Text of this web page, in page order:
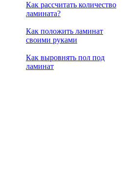
Как рассчитать количество
ламината?
Как положить ламинат
своими руками
Как выровнять пол под
ламинат